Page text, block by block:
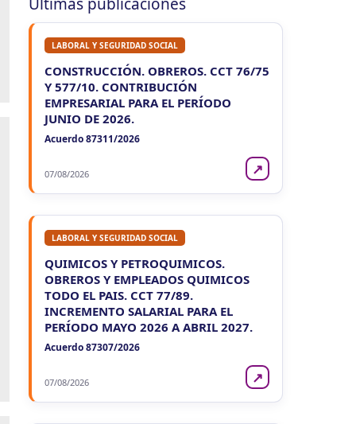
Últimas publicaciones
LABORAL Y SEGURIDAD SOCIAL
CONSTRUCCIÓN. OBREROS. CCT 76/75
Y 577/10. CONTRIBUCIÓN
EMPRESARIAL PARA EL PERÍODO
JUNIO DE 2026.
Acuerdo 87311/2026
07/08/2026 ↗
LABORAL Y SEGURIDAD SOCIAL
QUIMICOS Y PETROQUIMICOS.
OBREROS Y EMPLEADOS QUIMICOS
TODO EL PAIS. CCT 77/89.
INCREMENTO SALARIAL PARA EL
PERÍODO MAYO 2026 A ABRIL 2027.
Acuerdo 87307/2026
07/08/2026 ↗